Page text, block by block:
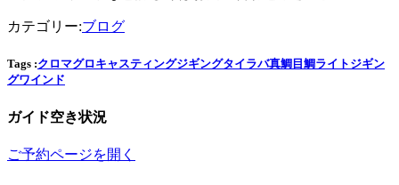
カテゴリー:ブログ
Tags :クロマグロ キャスティングジギングタイラバ真鯛 目鯛ライトジギン
グワインド
ガイド空き状況
ご予約ページを開く